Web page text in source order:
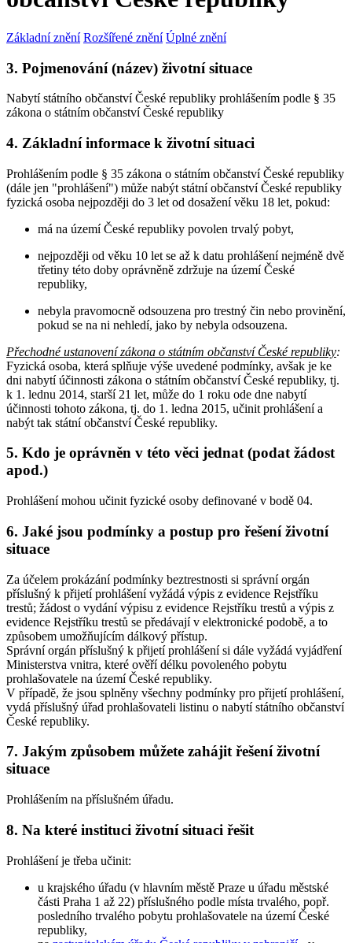
Základní znění Rozšířené znění Úplné znění
3. Pojmenování (název) životní situace
Nabytí státního občanství České republiky prohlášením podle § 35
zákona o státním občanství České republiky
4. Základní informace k životní situaci
Prohlášením podle § 35 zákona o státním občanství České republiky
(dále jen "prohlášení") může nabýt státní občanství České republiky
fyzická osoba nejpozději do 3 let od dosažení věku 18 let, pokud:
má na území České republiky povolen trvalý pobyt,
nejpozději od věku 10 let se až k datu prohlášení nejméně dvě
třetiny této doby oprávněně zdržuje na území České
republiky,
nebyla pravomocně odsouzena pro trestný čin nebo provinění,
pokud se na ni nehledí, jako by nebyla odsouzena.
Přechodné ustanovení zákona o státním občanství České republiky:
Fyzická osoba, která splňuje výše uvedené podmínky, avšak je ke
dni nabytí účinnosti zákona o státním občanství České republiky, tj.
k 1. lednu 2014, starší 21 let, může do 1 roku ode dne nabytí
účinnosti tohoto zákona, tj. do 1. ledna 2015, učinit prohlášení a
nabýt tak státní občanství České republiky.
5. Kdo je oprávněn v této věci jednat (podat žádost
apod.)
Prohlášení mohou učinit fyzické osoby definované v bodě 04.
6. Jaké jsou podmínky a postup pro řešení životní
situace
Za účelem prokázání podmínky beztrestnosti si správní orgán
příslušný k přijetí prohlášení vyžádá výpis z evidence Rejstříku
trestů; žádost o vydání výpisu z evidence Rejstříku trestů a výpis z
evidence Rejstříku trestů se předávají v elektronické podobě, a to
způsobem umožňujícím dálkový přístup.
Správní orgán příslušný k přijetí prohlášení si dále vyžádá vyjádření
Ministerstva vnitra, které ověří délku povoleného pobytu
prohlašovatele na území České republiky.
V případě, že jsou splněny všechny podmínky pro přijetí prohlášení,
vydá příslušný úřad prohlašovateli listinu o nabytí státního občanství
České republiky.
7. Jakým způsobem můžete zahájit řešení životní
situace
Prohlášením na příslušném úřadu.
8. Na které instituci životní situaci řešit
Prohlášení je třeba učinit:
u krajského úřadu (v hlavním městě Praze u úřadu městské
části Praha 1 až 22) příslušného podle místa trvalého, popř.
posledního trvalého pobytu prohlašovatele na území České
republiky,